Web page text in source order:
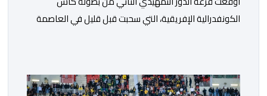
الكونفدرالية الإفريقية، التي سحبت قبل قليل في العاصمة
ووسط القارة. ​وسيكون نادي الرجاء الرياضي على موعد مع
مواجهة المتأهل من المباراة التي تجمع بين إيل كانيمي